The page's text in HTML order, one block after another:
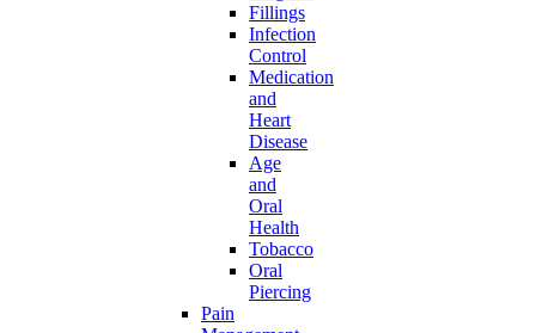
Fillings
Infection
Control
Medication
and
Heart
Disease
Age
and
Oral
Health
Tobacco
Oral
Piercing
Pain